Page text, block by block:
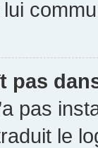
pas
pas
le